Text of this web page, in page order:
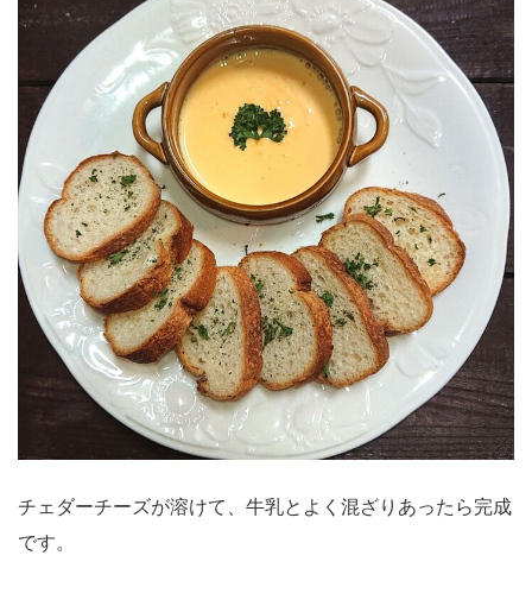
チェダーチーズが溶けて、牛乳とよく混ざりあったら完成
です。